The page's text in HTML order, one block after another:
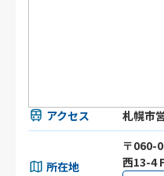
アクセス 札幌市
所在地
〒060-
西13-4